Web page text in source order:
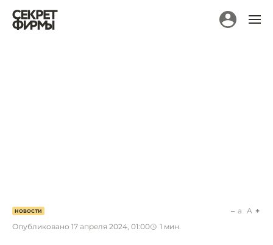
НОВОСТИ
Опубликовано 17 апреля 2024, 01:00 1 мин.
a A